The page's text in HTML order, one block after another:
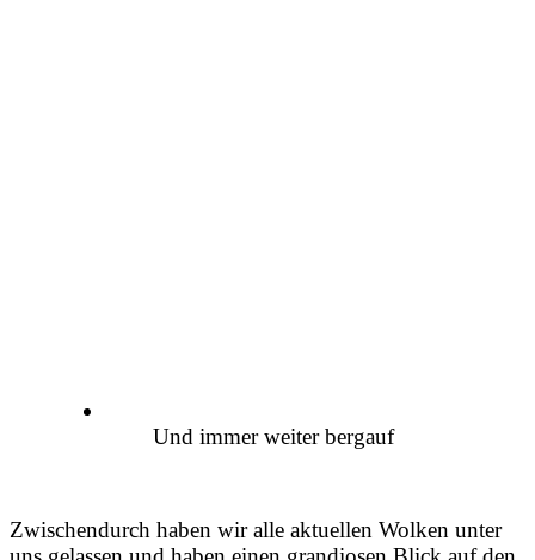
Und immer weiter bergauf
Zwischendurch haben wir alle aktuellen Wolken unter